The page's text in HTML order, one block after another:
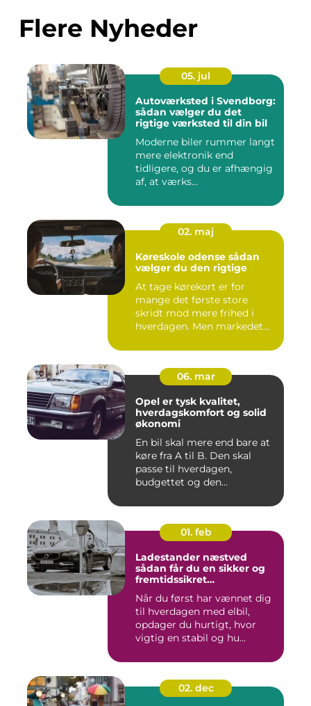
Flere Nyheder
05. jul
Autoværksted i Svendborg:
sådan vælger du det
rigtige værksted til din bil
Moderne biler rummer langt
mere elektronik end
tidligere, og du er afhængig
af, at værks...
02. maj
Køreskole odense sådan
vælger du den rigtige
At tage kørekort er for
mange det første store
skridt mod mere frihed i
hverdagen. Men markedet
06. mar
Opel er tysk kvalitet,
hverdagskomfort og solid
økonomi
En bil skal mere end bare at
køre fra A til B. Den skal
passe til hverdagen,
budgettet og den...
01. feb
Ladestander næstved
sådan får du en sikker og
fremtidssikret
Når du først har vænnet dig
til hverdagen med elbil,
opdager du hurtigt, hvor
vigtig en stabil og hu...
02. dec